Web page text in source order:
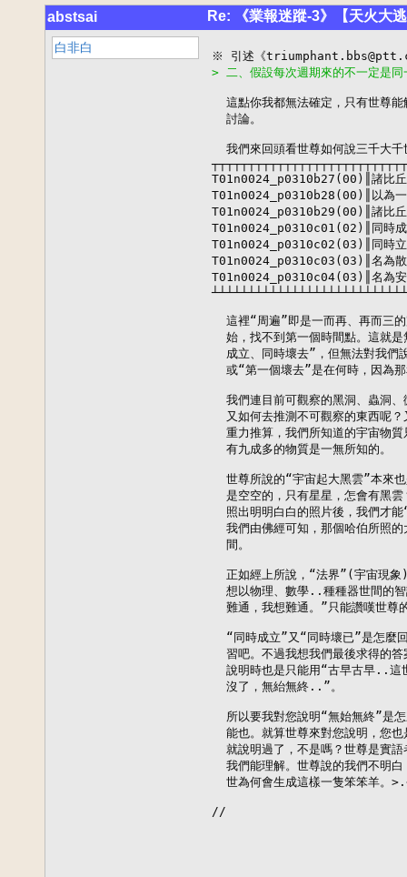
abstsai Re: 《業報迷蹤-3》【天火大
白非白
> 二、假設每次週期來的不一定是同
這點你我都無法確定，只有世尊
  討論。
我們來回頭看世尊如何說三千大
T01n0024_p0310b27(00)║諸比丘
T01n0024_p0310b28(00)║以為一
T01n0024_p0310b29(00)║諸比丘
T01n0024_p0310c01(02)║同時成
T01n0024_p0310c02(03)║同時立
T01n0024_p0310c03(03)║名為散
T01n0024_p0310c04(03)║名為安
這裡“周遍”即是一而再、再而三
始，找不到第一個時間點。這就
成立、同時壞去”，但無法對我們
或“第一個壞去”是在何時，因為
我們連目前可觀察的黑洞、蟲洞
又如何去推測不可觀察的東西呢
重力推算，我們所知道的宇宙物
  有九成多的物質是一無所知的。
世尊所說的“宇宙起大黑雲”本來
是空空的，只有星星，怎會有黑
照出明明白白的照片後，我們才
我們由佛經可知，那個哈伯所照
  間。
正如經上所說，“法界”(宇宙現象
想以物理、數學..種種器世間的
難通，我想難通。”只能讚嘆世尊
“同時成立”又“同時壞已”是怎麼
習吧。不過我想我們最後求得的
說明時也是只能用“古早古早..這
  沒了，無紿無終..”。
所以要我對您說明“無始無終”是
能也。就算世尊來對您說明，您
就說明過了，不是嗎？世尊是實
我們能理解。世尊說的我們不明
世為何會生成這樣一隻笨笨羊。
//